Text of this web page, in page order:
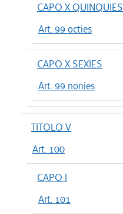
CAPO X QUINQUIES
Art. 99 octies
CAPO X SEXIES
Art. 99 nonies
TITOLO V
Art. 100
CAPO I
Art. 101